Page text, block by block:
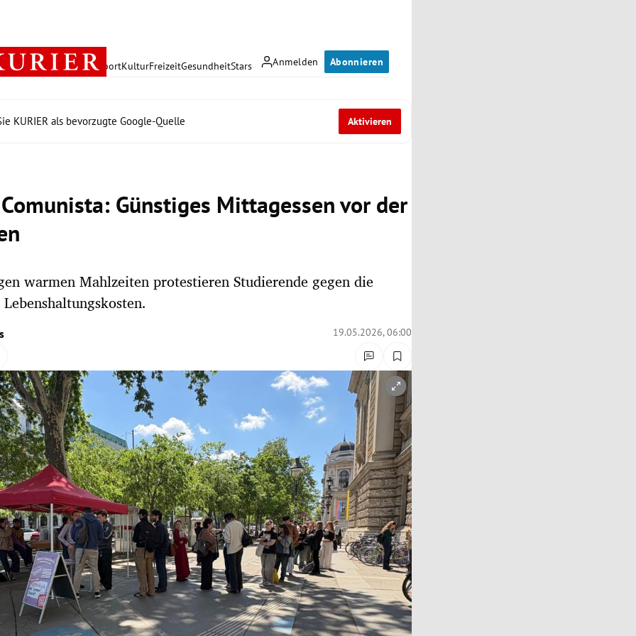
Anmelden Abonnieren
PolitikWirtschaft SportKulturFreizeitGesundheitStars
KURIER als bevorzugte Google-Quelle Aktivieren
Günstiges Mittagessen vor der
warmen Mahlzeiten protestieren Studierende gegen die
19.05.2026, 06:00
öffnen/schließen